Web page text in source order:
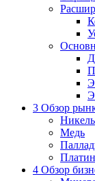
3 Обзор
Никель
Медь
4 Обзор